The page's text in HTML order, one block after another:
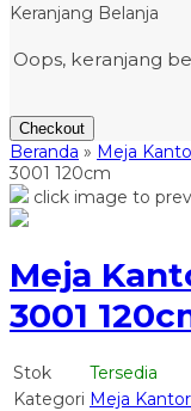
Keranjang Belanja
Oops, keranjang
Checkout
Beranda » Meja
3001 120cm
click image to
Meja
3001
Stok
Tersedia
Kategori Meja